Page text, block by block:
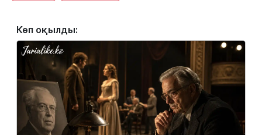
Көп оқылды: